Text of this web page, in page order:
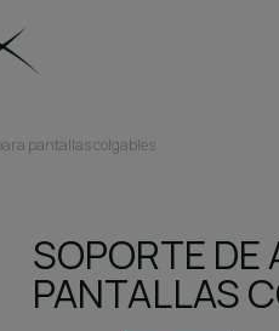
pantallas colgables
SOPORTE
PANTALLAS